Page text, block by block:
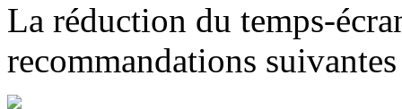
La réduction du temps-
recommandations